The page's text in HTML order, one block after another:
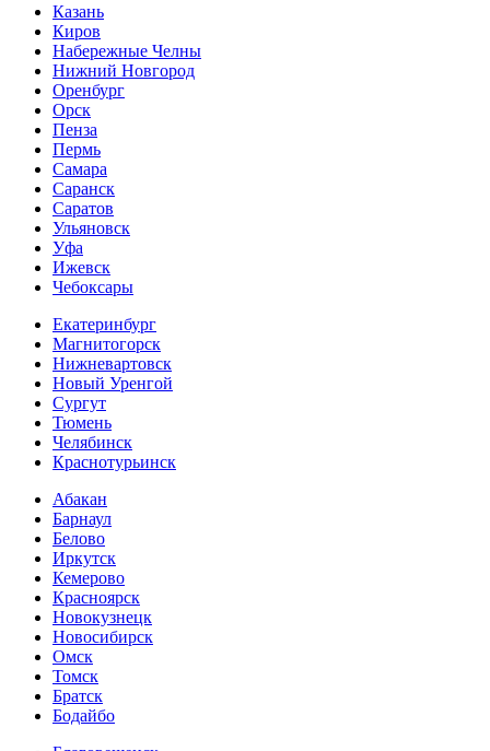
Казань
Киров
Набережные Челны
Нижний Новгород
Оренбург
Орск
Пенза
Пермь
Самара
Саранск
Саратов
Ульяновск
Уфа
Ижевск
Чебоксары
Екатеринбург
Магнитогорск
Нижневартовск
Новый Уренгой
Сургут
Тюмень
Челябинск
Краснотурьинск
Абакан
Барнаул
Белово
Иркутск
Кемерово
Красноярск
Новокузнецк
Новосибирск
Омск
Томск
Братск
Бодайбо